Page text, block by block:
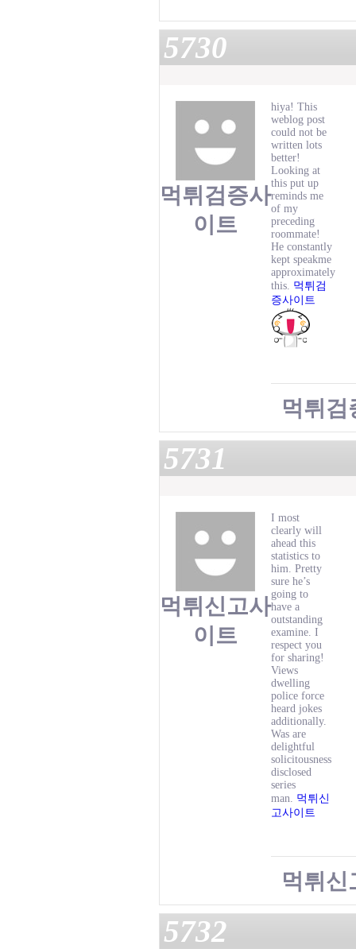
5730
먹튀검증사
이트
hiya! This
weblog post
could not be
written lots
better!
Looking at
this put up
reminds me
of my
preceding
roommate!
He constantly
kept speakme
approximately
this. 먹튀검
증사이트
먹튀검
5731
먹튀신고사
이트
I most
clearly will
ahead this
statistics to
him. Pretty
sure he’s
going to
have a
outstanding
examine. I
respect you
for sharing!
Views
dwelling
police force
heard jokes
additionally.
Was are
delightful
solicitousness
disclosed
series
man. 먹튀신
고사이트
먹튀신
5732